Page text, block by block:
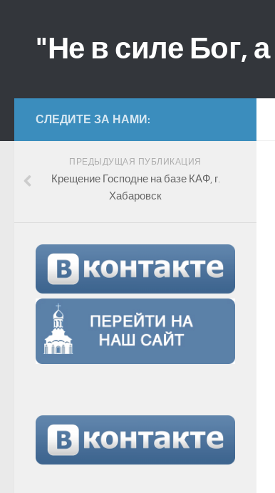
"Не в силе Бог,
СЛЕДИТЕ ЗА НАМИ:
ПРЕДЫДУЩАЯ ПУБЛИКАЦИЯ
Крещение Господне на базе КАФ, г.
Хабаровск